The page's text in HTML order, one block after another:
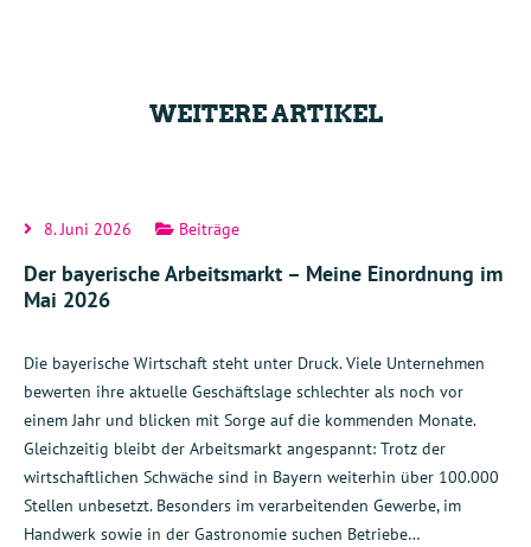
WEITERE ARTIKEL
8. Juni 2026 Beiträge
Der bayerische Arbeitsmarkt – Meine Einordnung im
Mai 2026
Die bayerische Wirtschaft steht unter Druck. Viele Unternehmen
bewerten ihre aktuelle Geschäftslage schlechter als noch vor
einem Jahr und blicken mit Sorge auf die kommenden Monate.
Gleichzeitig bleibt der Arbeitsmarkt angespannt: Trotz der
wirtschaftlichen Schwäche sind in Bayern weiterhin über 100.000
Stellen unbesetzt. Besonders im verarbeitenden Gewerbe, im
Handwerk sowie in der Gastronomie suchen Betriebe…